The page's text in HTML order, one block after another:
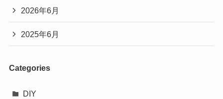
2026年6月
2025年6月
Categories
DIY